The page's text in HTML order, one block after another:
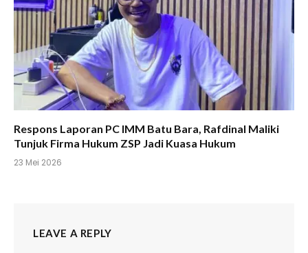
Respons Laporan PC IMM Batu Bara, Rafdinal Maliki
Tunjuk Firma Hukum ZSP Jadi Kuasa Hukum
23 Mei 2026
LEAVE A REPLY